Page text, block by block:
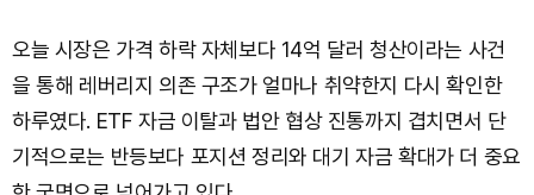
오늘 시장은 가격 하락 자체보다 14억 달러 청산이라는 사건
을 통해 레버리지 의존 구조가 얼마나 취약한지 다시 확인한
하루였다. ETF 자금 이탈과 법안 협상 진통까지 겹치면서 단
기적으로는 반등보다 포지션 정리와 대기 자금 확대가 더 중요